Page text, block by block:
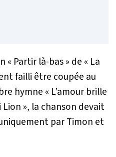
« Partir là-bas » de « La
failli être coupée au
hymne « L’amour brille
Lion », la chanson devait
par Timon et